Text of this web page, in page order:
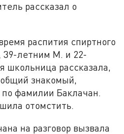
рассказал о
распития спиртного
39-летним М. и 22-
школьница рассказала,
знакомый,
фамилии Баклачан.
отомстить.
на разговор вызвала